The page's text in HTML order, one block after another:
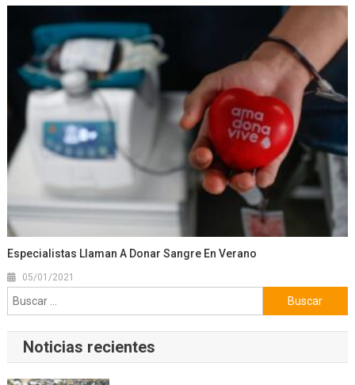
Especialistas Llaman A Donar Sangre En Verano
05/01/2021
Buscar:
Noticias recientes